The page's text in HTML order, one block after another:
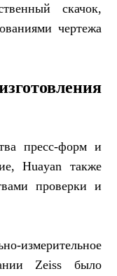
скачок,
чертежа
пресс-форм и
Huayan также
проверки и
измерительное
Zeiss было